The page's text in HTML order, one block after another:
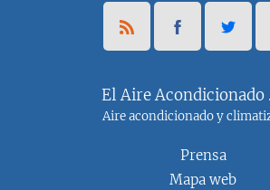
El Aire Acondicionado
Aire acondicionado y
Prensa
Mapa web